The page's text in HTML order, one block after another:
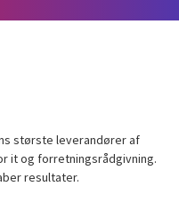
største leverandører af
it og forretningsrådgivning.
resultater.